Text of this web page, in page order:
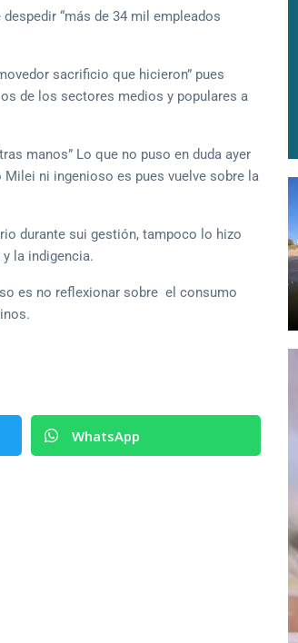
“más de 34 mil empleados
sacrificio que hicieron” pues
de los sectores medios y populares a
manos” Lo que no puso en duda ayer
ni ingenioso es pues vuelve sobre la
durante sui gestión, tampoco lo hizo
la indigencia.
es no reflexionar sobre el consumo
WhatsApp